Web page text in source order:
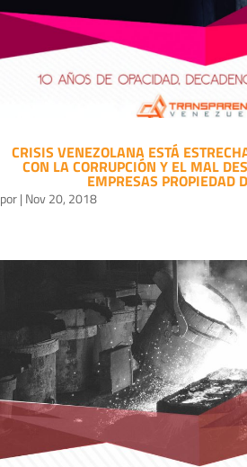
CRISIS VENEZOLANA ESTÁ
CON LA CORRUPCIÓN Y EL MAL
EMPRESAS PROPIEDAD
por| Nov 20, 2018